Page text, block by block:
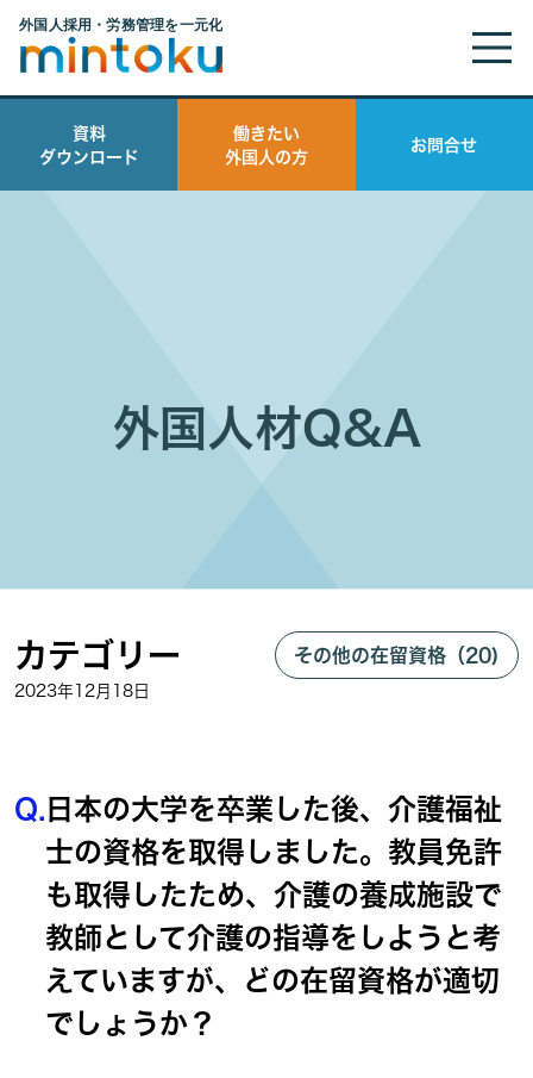
資料
ダウンロード
働きたい
外国人の方
お問合せ
外国人材Q&A
カテゴリー その他の在留資格（20)
2023年12月18日
Q. 日本の大学を卒業した後、介護福祉
士の資格を取得しました。教員免許
も取得したため、介護の養成施設で
教師として介護の指導をしようと考
えていますが、どの在留資格が適切
でしょうか？